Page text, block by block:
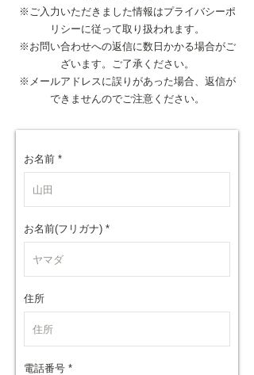
※ご入力いただきました情報はプライバシーポ
リシーに従って取り扱われます。
※お問い合わせへの返信に数日かかる場合がご
ざいます。ご了承ください。
※メールアドレスに誤りがあった場合、返信が
できませんのでご注意ください。
お名前
お名前(フリガナ)
住所
電話番号